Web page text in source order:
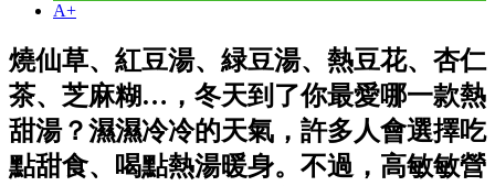
A+
燒仙草、紅豆湯、緑豆湯、熱豆花、杏仁
茶、芝麻糊…，冬天到了你最愛哪一款熱
甜湯？濕濕冷冷的天氣，許多人會選擇吃
點甜食、喝點熱湯暖身。不過，高敏敏營